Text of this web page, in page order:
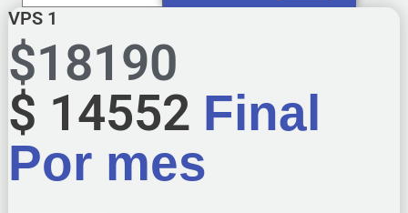
VPS 1
$18190
$ 14552 Final
Por mes